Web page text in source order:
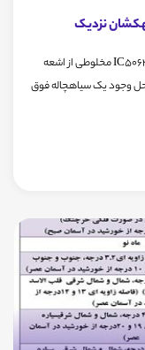
نزدیک
در فاصله ۱۵۶میلیون سال نوری از قلب کهکشان فعال IC5063 مخلوطی از اشعه
وجود یک سیاهچاله فوق